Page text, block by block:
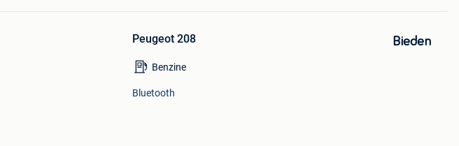
Peugeot 208 Bieden
Benzine
Bluetooth